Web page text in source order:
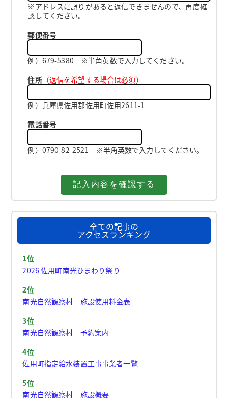
※アドレスに誤りがあると返信できませんので、再度確
認してください。
郵便番号
例）679-5380 ※半角英数で入力してください。
住所（返信を希望する場合は必須）
例）兵庫県佐用郡佐用町佐用2611-1
電話番号
例）0790-82-2521 ※半角英数で入力してください。
全ての記事の
アクセスランキング
1位
2026 佐用町南光ひまわり祭り
2位
南光自然観察村 施設使用料金表
3位
南光自然観察村 予約案内
4位
佐用町指定給水装置工事事業者一覧
5位
南光自然観察村 施設概要